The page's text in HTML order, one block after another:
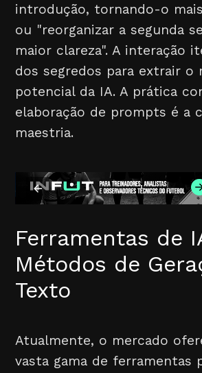
introdução, tornando-o
ou "reorganizar a segunda
maior clareza". A interação
dos segredos para extrair o
potencial da IA. A prática
elaboração de prompts é a
maestria.
Ferramentas de
Métodos de
Texto
Atualmente, o mercado
vasta gama de ferramentas